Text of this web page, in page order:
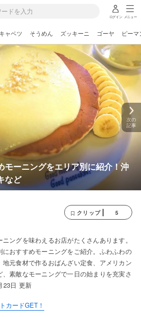
ログイン メニュー
キャベツ そうめん ズッキーニ ゴーヤ ピーマ
モーニングをエリア別に紹介！沖
など
次の
記事
クリップ 5
ングを味わえるお店がたくさんあります。
におすすめモーニングをご紹介。ふわふわの
元食材で作るおばんざい定食、アメリカン
素敵なモーニングで一日の始まりを充実さ
23日 更新
カードGET！